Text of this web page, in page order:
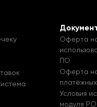
Оферта
ПО
Оферта
Условия
модуля